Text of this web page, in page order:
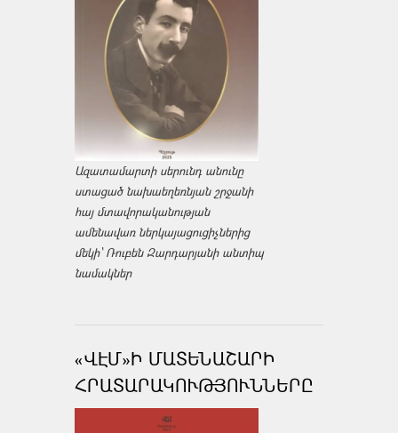
Ազատամարտի սերունդ անունը
ստացած նախաեղեռնյան շրջանի
հայ մտավորականության
ամենավառ ներկայացուցիչներից
մեկի՝ Ռուբեն Զարդարյանի անտիպ
նամակներ
«ՎԷՄ»Ի ՄԱՏԵՆԱՇԱՐԻ
ՀՐԱՏԱՐԱԿՈՒԹՅՈՒՆՆԵՐԸ